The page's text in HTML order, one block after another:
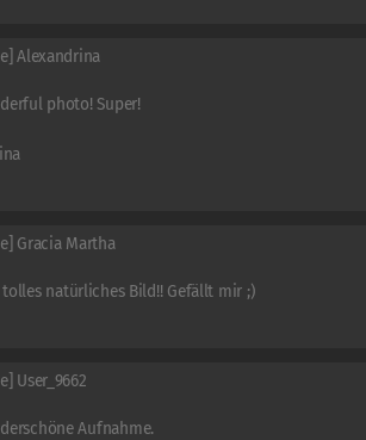
Alexandrina
photo! Super!
Gracia Martha
tolles natürliches Bild!! Gefällt mir ;)
User_9662
Aufnahme.